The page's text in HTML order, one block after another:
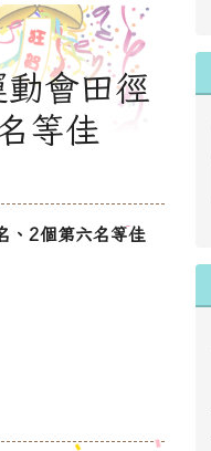
會田徑
等佳
、2個第六名等佳